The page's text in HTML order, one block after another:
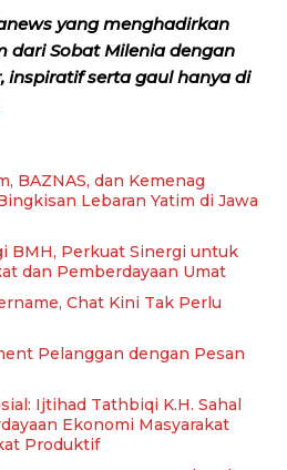
yang menghadirkan
Sobat Milenia dengan
inspiratif serta gaul hanya di
BAZNAS, dan Kemenag
Lebaran Yatim di Jawa
BMH, Perkuat Sinergi untuk
dan Pemberdayaan Umat
Chat Kini Tak Perlu
Pelanggan dengan Pesan
Ijtihad Tathbiqi K.H. Sahal
Ekonomi Masyarakat
Produktif